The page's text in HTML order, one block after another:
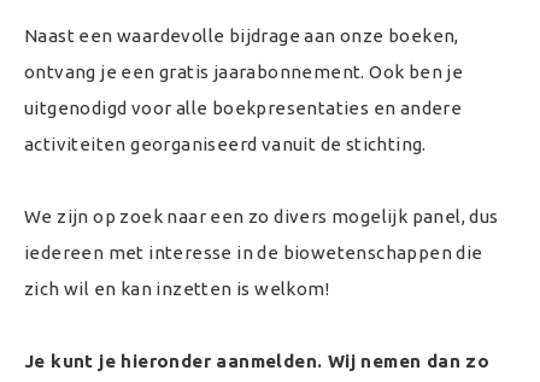
Naast een waardevolle bijdrage aan onze boeken,
ontvang je een gratis jaarabonnement. Ook ben je
uitgenodigd voor alle boekpresentaties en andere
activiteiten georganiseerd vanuit de stichting.
We zijn op zoek naar een zo divers mogelijk panel, dus
iedereen met interesse in de biowetenschappen die
zich wil en kan inzetten is welkom!
Je kunt je hieronder aanmelden. Wij nemen dan zo